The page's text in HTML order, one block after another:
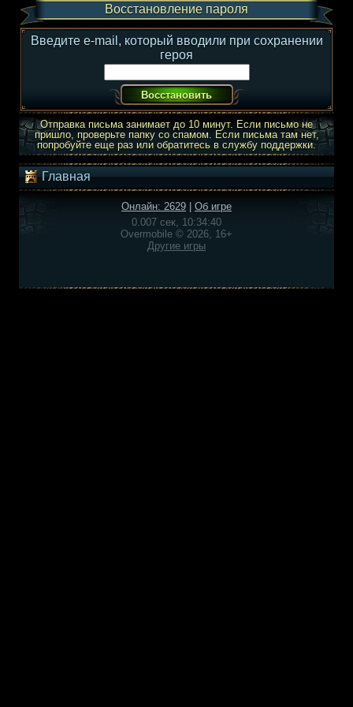
Восстановление пароля
Введите e-mail, который вводили при сохранении
героя
Отправка письма занимает до 10 минут. Если письмо не
пришло, проверьте папку со спамом. Если письма там нет,
попробуйте еще раз или обратитесь в службу поддержки.
Главная
Онлайн: 2629
Об игре
0.007 сек, 10:34:40
Overmobile © 2026, 16+
Другие игры